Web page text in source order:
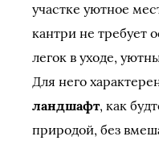
участке уютное
кантри не требует
легок в уходе,
Для него
ландшафт, как
природой, без